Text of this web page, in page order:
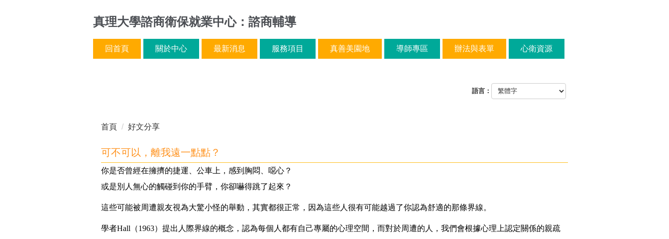
真理大學諮商衛保就業中心：諮商輔導
回首頁 關於中心 最新消息 服務項目 真善美園地 導師專區 辦法與表單 心衛資源
語言：
首頁 好文分享
可不可以，離我遠一點點？
你是否曾經在擁擠的捷運、公車上，感到胸悶、噁心？
或是別人無心的觸碰到你的手臂，你卻嚇得跳了起來？
這些可能被周遭親友視為大驚小怪的舉動，其實都很正常，因為這些人很有可能越過了你認為舒適的那條界線。
學者Hall（1963）提出人際界線的概念，認為每個人都有自己專屬的心理空間，而對於周遭的人，我們會根據心理上認定關係的親疏